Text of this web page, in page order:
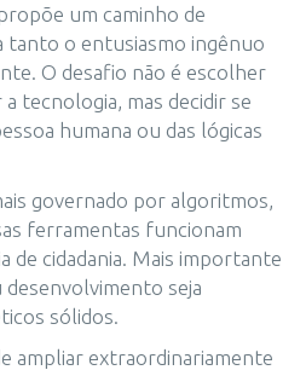
um caminho de
tanto o entusiasmo ingênuo
O desafio não é escolher
tecnologia, mas decidir se
humana ou das lógicas
governado por algoritmos,
ferramentas funcionam
de cidadania. Mais importante
desenvolvimento seja
sólidos.
ampliar extraordinariamente